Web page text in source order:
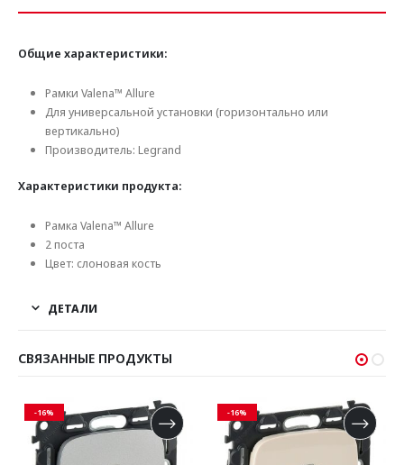
Общие характеристики:
Рамки Valena™ Allure
Для универсальной установки (горизонтально или
вертикально)
Производитель: Legrand
Характеристики продукта:
Рамка Valena™ Allure
2 поста
Цвет: слоновая кость
ДЕТАЛИ
СВЯЗАННЫЕ ПРОДУКТЫ
-16% -16%